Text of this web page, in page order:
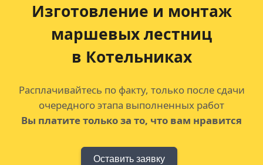
Изготовление и монтаж
маршевых лестниц
в Котельниках
Расплачивайтесь по факту, только после сдачи
очередного этапа выполненных работ
Вы платите только за то, что вам нравится
Оставить заявку